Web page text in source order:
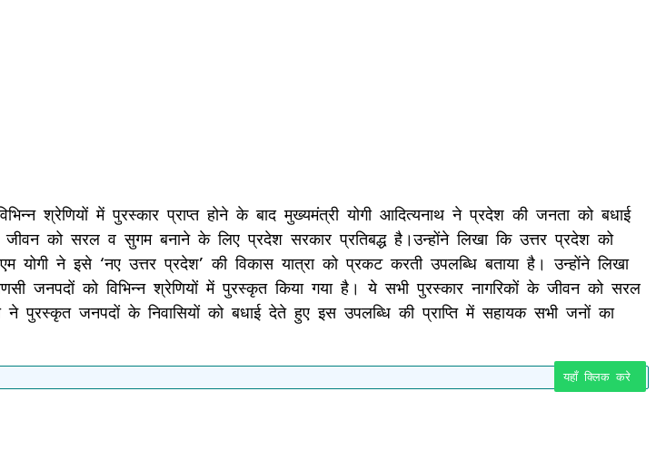
श्रेणियों में पुरस्कार प्राप्त होने के बाद मुख्यमंत्री योगी आदित्यनाथ ने प्रदेश की जनता को बधाई
को सरल व सुगम बनाने के लिए प्रदेश सरकार प्रतिबद्ध है।उन्होंने लिखा कि उत्तर प्रदेश को
योगी ने इसे ‘नए उत्तर प्रदेश’ की विकास यात्रा को प्रकट करती उपलब्धि बताया है। उन्होंने लिखा
जनपदों को विभिन्न श्रेणियों में पुरस्कृत किया गया है। ये सभी पुरस्कार नागरिकों के जीवन को सरल
पुरस्कृत जनपदों के निवासियों को बधाई देते हुए इस उपलब्धि की प्राप्ति में सहायक सभी जनों का
यहाँ क्लिक करे